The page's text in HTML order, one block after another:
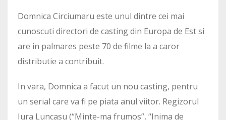
Domnica Circiumaru este unul dintre cei mai
cunoscuti directori de casting din Europa de Est si
are in palmares peste 70 de filme la a caror
distributie a contribuit.
In vara, Domnica a facut un nou casting, pentru
un serial care va fi pe piata anul viitor. Regizorul
Iura Luncasu (“Minte-ma frumos”, “Inima de